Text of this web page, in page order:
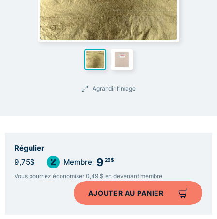
Agrandir l’image
Régulier
9,75$ Membre: 9 26$
Vous pourriez économiser 0,49 $ en devenant membre
AJOUTER AU PANIER